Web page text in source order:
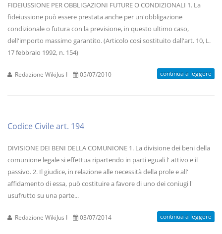
FIDEIUSSIONE PER OBBLIGAZIONI FUTURE O CONDIZIONALI 1. La
fideiussione può essere prestata anche per un'obbligazione
condizionale o futura con la previsione, in questo ultimo caso,
dell'importo massimo garantito. (Articolo così sostituito dall'art. 10, L.
17 febbraio 1992, n. 154)
Redazione WikiJus I 05/07/2010 continua a leggere
Codice Civile art. 194
DIVISIONE DEI BENI DELLA COMUNIONE 1. La divisione dei beni della
comunione legale si effettua ripartendo in parti eguali l' attivo e il
passivo. 2. Il giudice, in relazione alle necessità della prole e all'
affidamento di essa, può costituire a favore di uno dei coniugi l'
usufrutto su una parte...
Redazione WikiJus I 03/07/2014 continua a leggere